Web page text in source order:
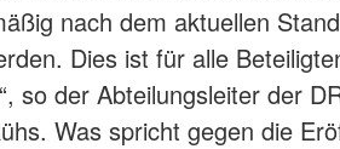
nach dem aktuellen
Dies ist für alle
so der Abteilungsleiter der
Was spricht gegen die